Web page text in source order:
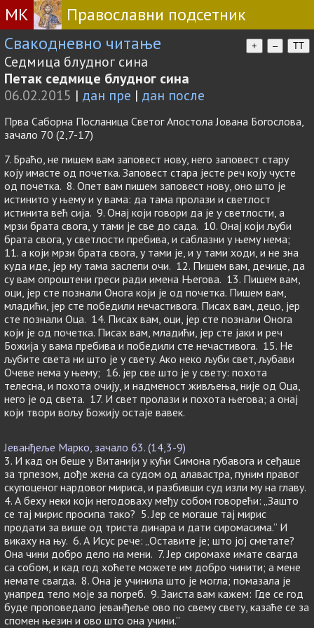
МК
Православни подсетник
Свакодневно читање
+ – TT
Седмица блудног сина
Петак седмице блудног сина
06.02.2015 | дан пре | дан после
Прва Саборна Посланица Светог Апостола Јована Богослова,
зачало 70 (2,7-17)
7. Браћо, не пишем вам заповест нову, него заповест стару
коју имасте од почетка. Заповест стара јесте реч коју чусте
од почетка. 8. Опет вам пишем заповест нову, оно што је
истинито у њему и у вама: да тама пролази и светлост
истинита већ сија. 9. Онај који говори да је у светлости, а
мрзи брата свога, у тами је све до сада. 10. Онај који љуби
брата свога, у светлости пребива, и саблазни у њему нема;
11. а који мрзи брата свога, у тами је, и у тами ходи, и не зна
куда иде, јер му тама заслепи очи. 12. Пишем вам, дечице, да
су вам опроштени греси ради имена Његова. 13. Пишем вам,
оци, јер сте познали Онога који је од почетка. Пишем вам,
младићи, јер сте победили нечастивога. Писах вам, децо, јер
сте познали Оца. 14. Писах вам, оци, јер сте познали Онога
који је од почетка. Писах вам, младићи, јер сте јаки и реч
Божија у вама пребива и победили сте нечастивога. 15. Не
љубите света ни што је у свету. Ако неко љуби свет, љубави
Очеве нема у њему; 16. јер све што је у свету: похота
телесна, и похота очију, и надменост живљења, није од Оца,
него је од света. 17. И свет пролази и похота његова; а онај
који твори вољу Божију остаје вавек.
Јеванђеље Марко, зачало 63. (14,3-9)
3. И кад он беше у Витанији у кући Симона губавога и сеђаше
за трпезом, дође жена са судом од алавастра, пуним правог
скупоценог нардовог мириса, и разбивши суд изли му на главу.
4. А беху неки који негодоваху међу собом говорећи: „Зашто
се тај мирис просипа тако? 5. Јер се могаше тај мирис
продати за више од триста динара и дати сиромасима.” И
викаху на њу. 6. А Исус рече: „Оставите је; што јој сметате?
Она чини добро дело на мени. 7. Јер сиромахе имате свагда
са собом, и кад год хоћете можете им добро чинити; а мене
немате свагда. 8. Она је учинила што је могла; помазала је
унапред тело моје за погреб. 9. Заиста вам кажем: Где се год
буде проповедало јеванђеље ово по свему свету, казаће се за
спомен њезин и ово што она учини.”